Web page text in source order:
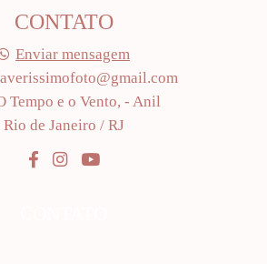
CONTATO
Enviar mensagem
Tempo e o Vento, - Anil
Rio de Janeiro / RJ